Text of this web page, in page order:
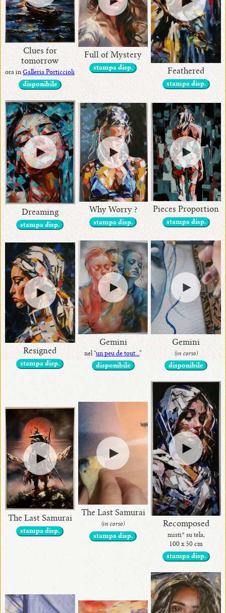
Clues for
tomorrow
ora inGalleria Porticcioli
disponibile
Full of Mystery
stampa disp. Feathered
stampa disp.
Dreaming
stampa disp.
Why Worry ?
stampa disp.
Pieces Proportion
stampa disp.
Resigned
stampa disp.
Gemini
nel “un peu de tout...”
disponibile
Gemini
(in corso)
disponibile
The Last Samurai
stampa disp.
The Last Samurai
(in corso)
stampa disp.
Recomposed
misti* su tela,
100 x 50 cm
stampa disp.